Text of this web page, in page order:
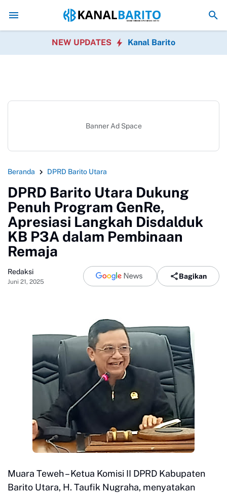
Kaji Tiru ke Kulon Progo, Pemkab Barito Utara Perkuat
NEW UPDATES Kanal Barito
Banner Ad Space
Beranda DPRD Barito Utara
DPRD Barito Utara Dukung
Penuh Program GenRe,
Apresiasi Langkah Disdalduk
KB P3A dalam Pembinaan
Remaja
Redaksi
Juni 21, 2025
Bagikan
Muara Teweh – Ketua Komisi II DPRD Kabupaten
Barito Utara, H. Taufik Nugraha, menyatakan